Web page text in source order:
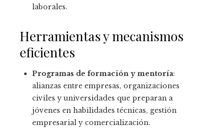
laborales.
Herramientas y mecanismos
eficientes
Programas de formación y mentoría:
alianzas entre empresas, organizaciones
civiles y universidades que preparan a
jóvenes en habilidades técnicas, gestión
empresarial y comercialización.